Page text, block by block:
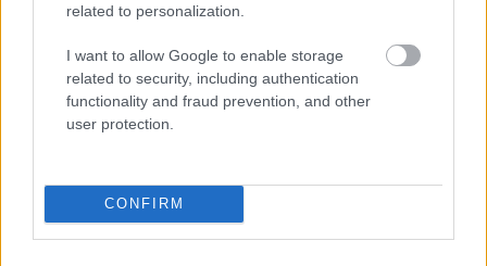
related to personalization.
I want to allow Google to enable storage
related to security, including authentication
functionality and fraud prevention, and other
user protection.
CONFIRM
sárospataki
14 éve
tényleg be kéne fejezni
aaabbbccc
14 éve